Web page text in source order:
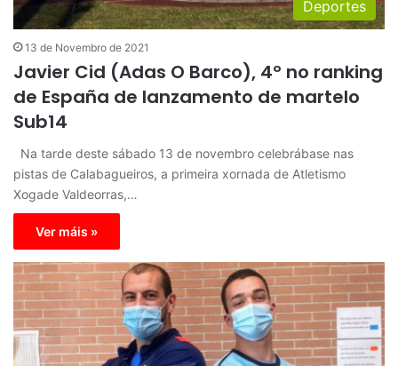
Deportes
13 de Novembro de 2021
Javier Cid (Adas O Barco), 4º no ranking
de España de lanzamento de martelo
Sub14
Na tarde deste sábado 13 de novembro celebrábase nas
pistas de Calabagueiros, a primeira xornada de Atletismo
Xogade Valdeorras,…
Ver máis »